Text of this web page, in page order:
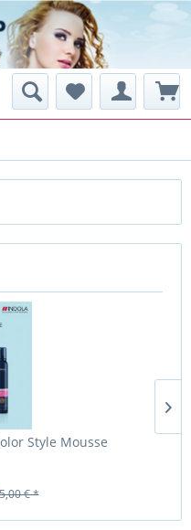
Style Mousse
€ *